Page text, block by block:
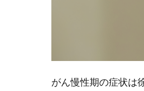
ト
がん慢性期の症状は